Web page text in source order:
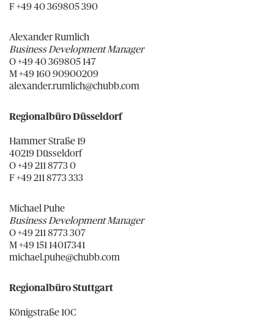
F +49 40 369805 390
Alexander Rumlich
Business Development Manager
O +49 40 369805 147
M +49 160 90900209
alexander.rumlich@chubb.com
Regionalbüro Düsseldorf
Hammer Straße 19
40219 Düsseldorf
O +49 211 8773 0
F +49 211 8773 333
Michael Puhe
Business Development Manager
O +49 211 8773 307
M +49 151 14017341
michael.puhe@chubb.com
Regionalbüro Stuttgart
Königstraße 10C